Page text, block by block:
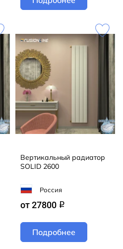
Вертикальный радиатор
SOLID 2600
Россия
от 27800 q
Подробнее